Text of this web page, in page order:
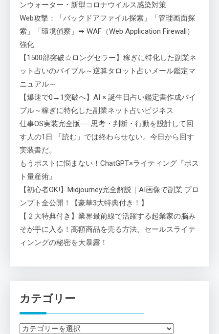
ンウォーター・新型コロナウイルス感染対策
Web攻撃：「バックドアファイル探索」「管理画面探
索」「環境偵察」➡ WAF（Web Application Firewall）
強化
【1500部突破☆ロングセラー】稼ぎに特化した副業ネ
ット占いのバイブル～逆算タロット占いメール鑑定マ
ニュアル～
【爆速で0→1突破へ】AI × 誕生日占い鑑定書作成バイ
ブル～稼ぎに特化した副業ネット占いビジネス
仕事OS実装完全版──思考・判断・行動を設計して回
す人の1日 「読む」では終わらせない。今日から回す
実装書だ。
もうポストに悩まない！ChatGPT×ライティング『ポス
ト量産術』
【初心者OK!】Midjourney完全解説｜AI画像で副業 プロ
ンプト全公開！【豪華3大特典付き！】
【２大特典付き】業界最前線で活躍する起業家の脳み
そが手に入る！高額商品を売る方法。セールスライテ
ィンングの秘密を大暴露！
カテゴリー
カ